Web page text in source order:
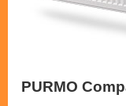
PURMO